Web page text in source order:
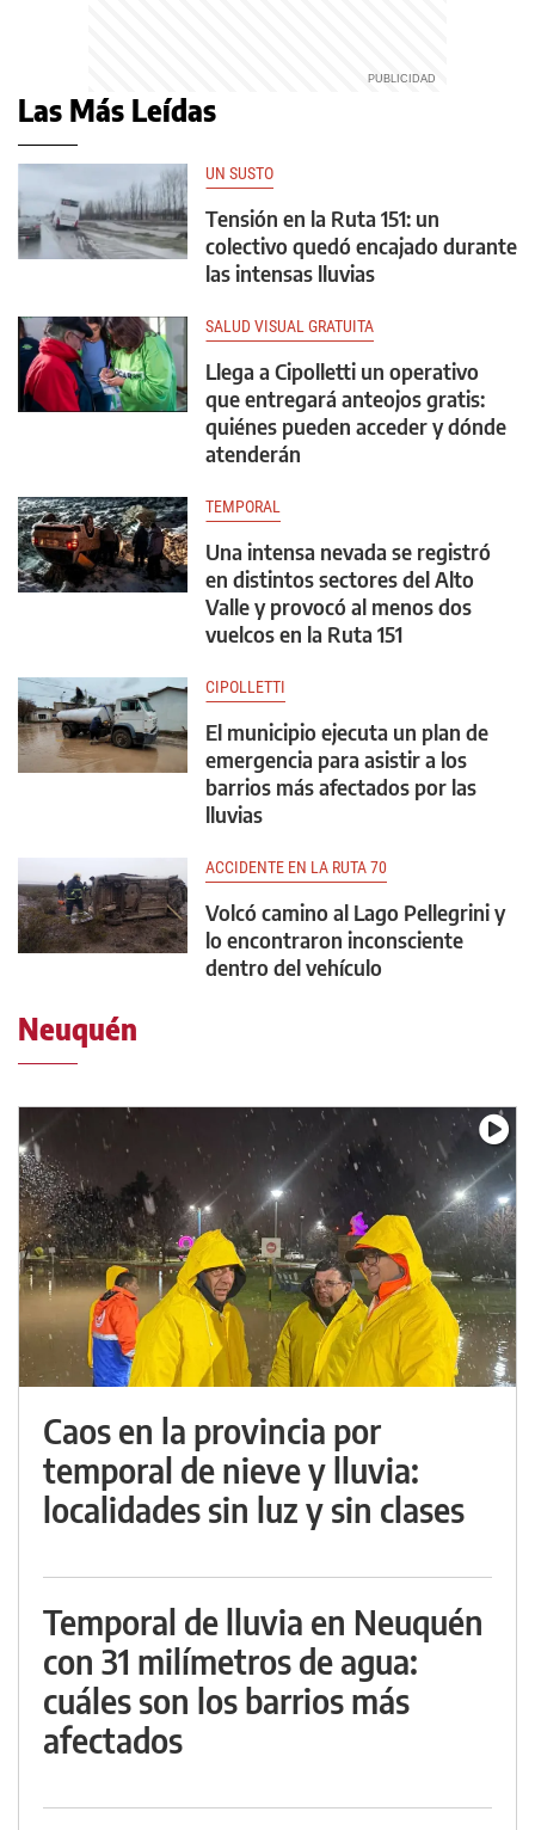
Las Más Leídas
UN SUSTO
Tensión en la Ruta 151: un
colectivo quedó encajado durante
las intensas lluvias
SALUD VISUAL GRATUITA
Llega a Cipolletti un operativo
que entregará anteojos gratis:
quiénes pueden acceder y dónde
atenderán
TEMPORAL
Una intensa nevada se registró
en distintos sectores del Alto
Valle y provocó al menos dos
vuelcos en la Ruta 151
CIPOLLETTI
El municipio ejecuta un plan de
emergencia para asistir a los
barrios más afectados por las
lluvias
ACCIDENTE EN LA RUTA 70
Volcó camino al Lago Pellegrini y
lo encontraron inconsciente
dentro del vehículo
Neuquén
Caos en la provincia por
temporal de nieve y lluvia:
localidades sin luz y sin clases
Temporal de lluvia en Neuquén
con 31 milímetros de agua:
cuáles son los barrios más
afectados